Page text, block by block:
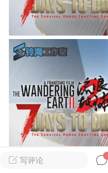
禁止发布联机可用
单机辅助引流私下售卖
作弊模组的发布规范近期
作弊模组在联机服务器使
环境，中文网特此发布以
模组的发布行为：1. *...
72 2.22w
大人
Lv.8
写评论